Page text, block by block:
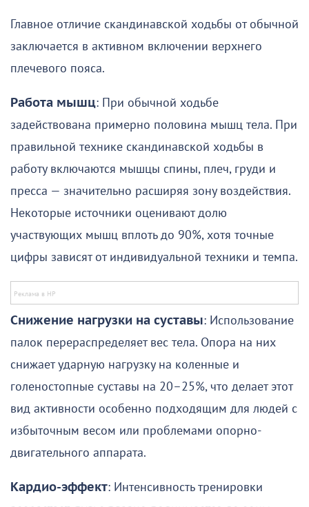
Главное отличие скандинавской ходьбы от обычной
заключается в активном включении верхнего
плечевого пояса.
Работа мышц: При обычной ходьбе
задействована примерно половина мышц тела. При
правильной технике скандинавской ходьбы в
работу включаются мышцы спины, плеч, груди и
пресса — значительно расширяя зону воздействия.
Некоторые источники оценивают долю
участвующих мышц вплоть до 90%, хотя точные
цифры зависят от индивидуальной техники и темпа.
Снижение нагрузки на суставы: Использование
палок перераспределяет вес тела. Опора на них
снижает ударную нагрузку на коленные и
голеностопные суставы на 20–25%, что делает этот
вид активности особенно подходящим для людей с
избыточным весом или проблемами опорно-
двигательного аппарата.
Кардио-эффект: Интенсивность тренировки